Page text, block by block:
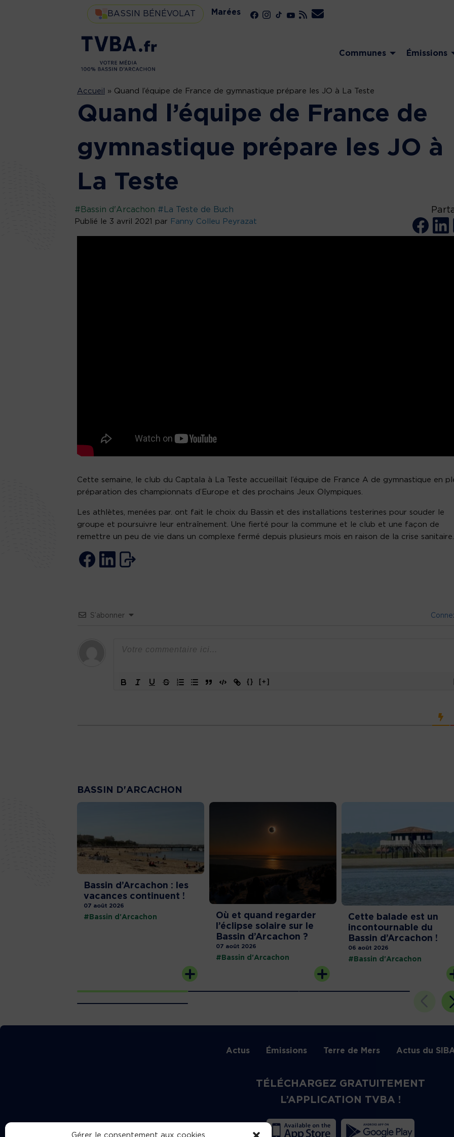
Gérer le consentement aux cookies
BASSIN BÉNÉVOLAT Marées
Communes Émissions
Accueil » Quand l’équipe de France de gymnastique prépare les JO à La Teste
Quand l’équipe de France de
gymnastique prépare les JO à
La Teste
#Bassin d'Arcachon #La Teste de Buch
Publié le 3 avril 2021 par Fanny Colleu Peyrazat
Cette semaine, le club du Captala à La Teste accueillait l’équipe de France A de gymnastique en
préparation des championnats d’Europe et des prochains Jeux Olympiques.
Les athlètes, menées par. ont fait le choix du Bassin et des installations testerines pour souder le
groupe et poursuivre leur entraînement. Une fierté pour la commune et le club et une façon de
remettre un peu de vie dans un complexe fermé depuis plusieurs mois en raison de la crise sanitaire.
S’abonner
{} [+]
BASSIN D'ARCACHON
Bassin d’Arcachon : les
vacances continuent !
07 août 2026
#Bassin d'Arcachon
Où et quand regarder
l’éclipse solaire sur le
Bassin d’Arcachon ?
07 août 2026
#Bassin d'Arcachon
Cette balade est un
incontournable du
Bassin d’Arcachon !
06 août 2026
#Bassin d'Arcachon
Actus Émissions Terre de Mers Actus du
TÉLÉCHARGEZ GRATUITEMENT
L’APPLICATION TVBA !